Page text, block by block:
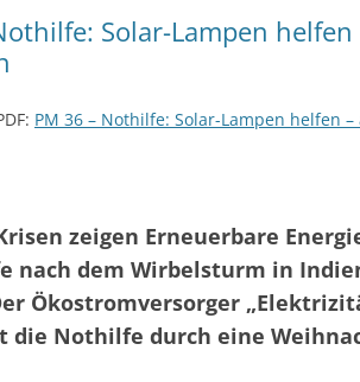
Solar-Lampen
PM 36 – Nothilfe: Solar-Lampen helfen
zeigen Erneuerbare
nach dem Wirbelsturm in
Ökostrom­versorger
die Nothilfe durch eine